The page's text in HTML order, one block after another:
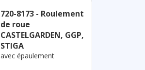
720-8173 - Roulement
de roue
CASTELGARDEN, GGP,
STIGA
avec épaulement